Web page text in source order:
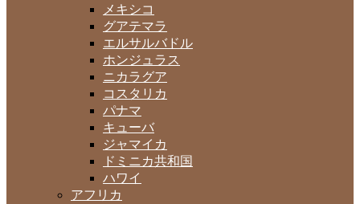
メキシコ
グアテマラ
エルサルバドル
ホンジュラス
ニカラグア
コスタリカ
パナマ
キューバ
ジャマイカ
ドミニカ共和国
ハワイ
アフリカ